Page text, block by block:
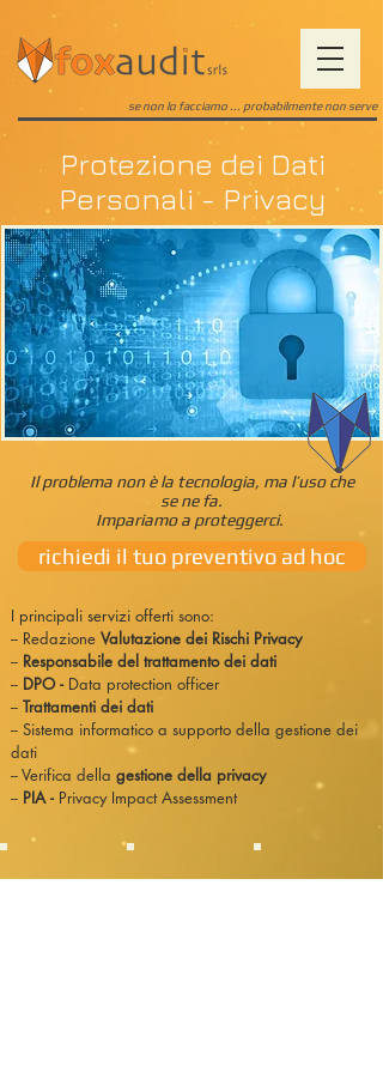
se non lo facciamo ... probabilmente non serve
Protezione dei Dati
Personali - Privacy
Il problema non è la tecnologia, ma l’uso che
se ne fa.
Impariamo a proteggerci.
richiedi il tuo preventivo ad hoc
I principali servizi offerti sono:
-- Redazione Valutazione dei Rischi Privacy
-- Responsabile del trattamento dei dati
-- DPO -Data protection officer
-- Trattamenti dei dati
-- Sistema informatico a supporto della gestione dei
dati
-- Verifica della gestione della privacy
-- PIA -Privacy Impact Assessment